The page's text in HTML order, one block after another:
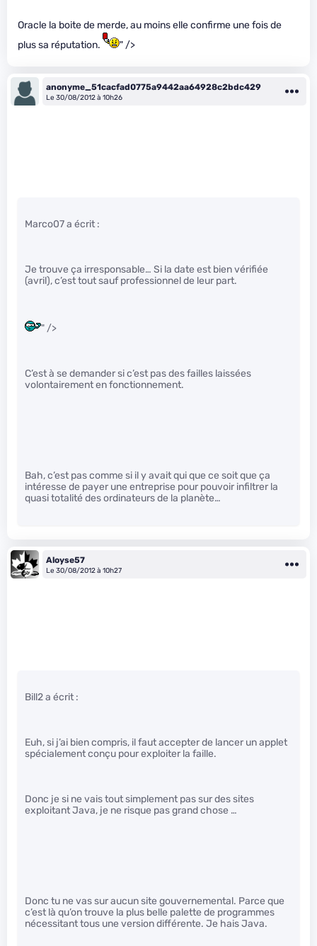
Oracle la boite de merde, au moins elle confirme une fois de
plus sa réputation.
" />
anonyme_51cacfad0775a9442aa64928c2bdc429
Le 30/08/2012 à 10h26
Marco07 a écrit :
Je trouve ça irresponsable… Si la date est bien vérifiée
(avril), c’est tout sauf professionnel de leur part.
" />
C’est à se demander si c’est pas des failles laissées
volontairement en fonctionnement.
Bah, c’est pas comme si il y avait qui que ce soit que ça
intéresse de payer une entreprise pour pouvoir infiltrer la
quasi totalité des ordinateurs de la planète…
Aloyse57
Le 30/08/2012 à 10h27
Bill2 a écrit :
Euh, si j’ai bien compris, il faut accepter de lancer un applet
spécialement conçu pour exploiter la faille.
Donc je si ne vais tout simplement pas sur des sites
exploitant Java, je ne risque pas grand chose …
Donc tu ne vas sur aucun site gouvernemental. Parce que
c’est là qu’on trouve la plus belle palette de programmes
nécessitant tous une version différente. Je hais Java.